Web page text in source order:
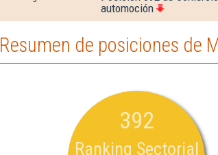
automoción
Resumen de posiciones de
392
Ranking Sectorial